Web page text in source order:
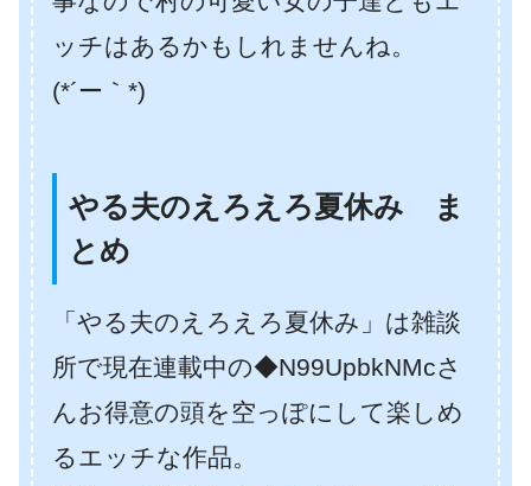
ッチはあるかもしれませんね。
(*´ー｀*)
やる夫のえろえろ夏休み ま
とめ
「やる夫のえろえろ夏休み」は雑談
所で現在連載中の◆N99UpbkNMcさ
んお得意の頭を空っぽにして楽しめ
るエッチな作品。